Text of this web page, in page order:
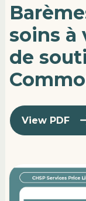
soins à
de
View PDF